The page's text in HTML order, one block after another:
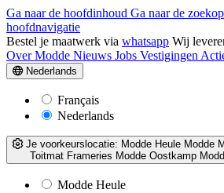
Ga naar de hoofdinhoud Ga naar de
hoofdnavigatie
Bestel je maatwerk via whatsapp Wij
Over Modde Nieuws Jobs Vestigingen
Nederlands
Français
Nederlands
Je voorkeurslocatie: Modde Heule Modde
Toitmat Frameries Modde Oostkamp
Modde Heule